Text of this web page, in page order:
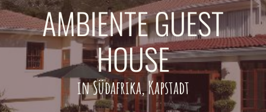
AMBIENTE GUEST
HOUSE
in Südafrika, Kapstadt